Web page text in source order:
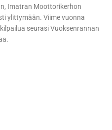
Imatran Moottorikerhon
ylittymään. Viime vuonna
seurasi Vuoksenrannan